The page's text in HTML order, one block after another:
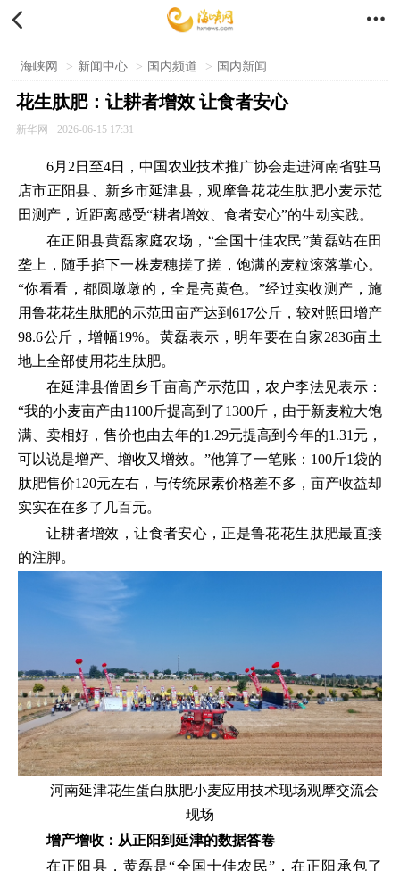
 
海峡网 > 新闻中心 > 国内频道 > 国内新闻
花生肽肥：让耕者增效 让食者安心
新华网 2026-06-15 17:31
6月2日至4日，中国农业技术推广协会走进河南省驻马
店市正阳县、新乡市延津县，观摩鲁花花生肽肥小麦示范
田测产，近距离感受“耕者增效、食者安心”的生动实践。
在正阳县黄磊家庭农场，“全国十佳农民”黄磊站在田
垄上，随手掐下一株麦穗搓了搓，饱满的麦粒滚落掌心。
“你看看，都圆墩墩的，全是亮黄色。”经过实收测产，施
用鲁花花生肽肥的示范田亩产达到617公斤，较对照田增产
98.6公斤，增幅19%。黄磊表示，明年要在自家2836亩土
地上全部使用花生肽肥。
在延津县僧固乡千亩高产示范田，农户李法见表示：
“我的小麦亩产由1100斤提高到了1300斤，由于新麦粒大饱
满、卖相好，售价也由去年的1.29元提高到今年的1.31元，
可以说是增产、增收又增效。”他算了一笔账：100斤1袋的
肽肥售价120元左右，与传统尿素价格差不多，亩产收益却
实实在在多了几百元。
让耕者增效，让食者安心，正是鲁花花生肽肥最直接
的注脚。
河南延津花生蛋白肽肥小麦应用技术现场观摩交流会
现场
增产增收：从正阳到延津的数据答卷
在正阳县，黄磊是“全国十佳农民”，在正阳承包了